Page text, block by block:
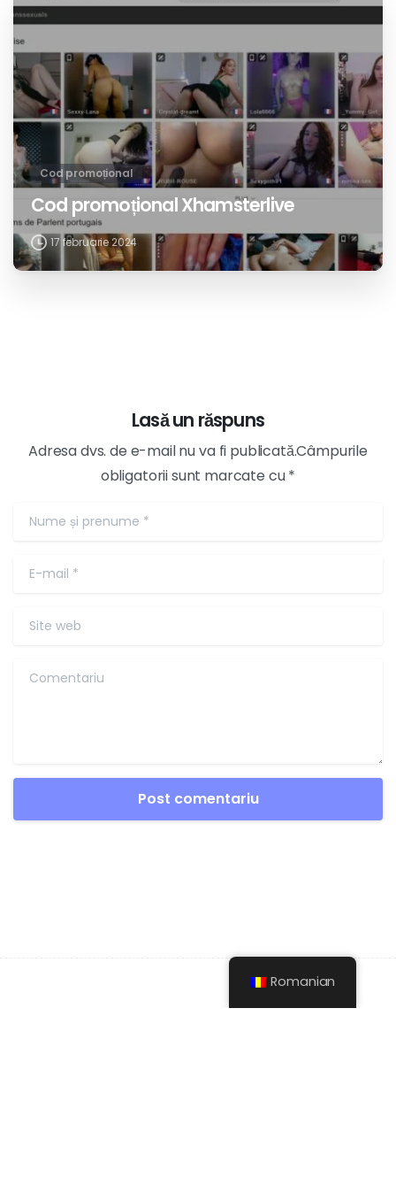
Cod promoțional
Cod promoțional Xhamsterlive
17 februarie 2024
Lasă un răspuns
Adresa dvs. de e-mail nu va fi publicată.Câmpurile
obligatorii sunt marcate cu *
Nume și prenume*
E-mail*
Site web
Comentariu
Romanian